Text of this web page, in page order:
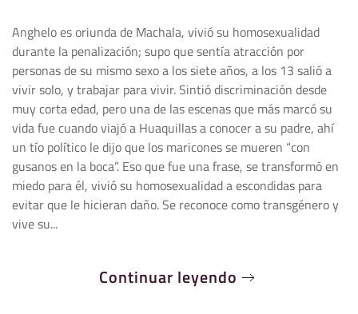
Anghelo es oriunda de Machala, vivió su homosexualidad
durante la penalización; supo que sentía atracción por
personas de su mismo sexo a los siete años, a los 13 salió a
vivir solo, y trabajar para vivir. Sintió discriminación desde
muy corta edad, pero una de las escenas que más marcó su
vida fue cuando viajó a Huaquillas a conocer a su padre, ahí
un tío político le dijo que los maricones se mueren “con
gusanos en la boca”. Eso que fue una frase, se transformó en
miedo para él, vivió su homosexualidad a escondidas para
evitar que le hicieran daño. Se reconoce como transgénero y
vive su...
Continuar leyendo